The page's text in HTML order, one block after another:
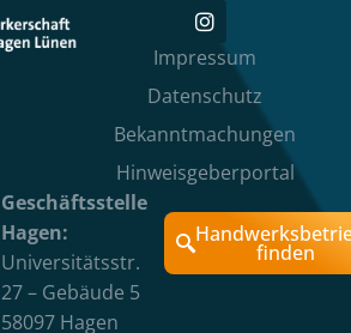
Impressum
Datenschutz
Bekanntmachungen
Hinweisgeberportal
Geschäftsstelle
Hagen:
Universitätsstr.
27 – Gebäude 5
58097 Hagen
finden